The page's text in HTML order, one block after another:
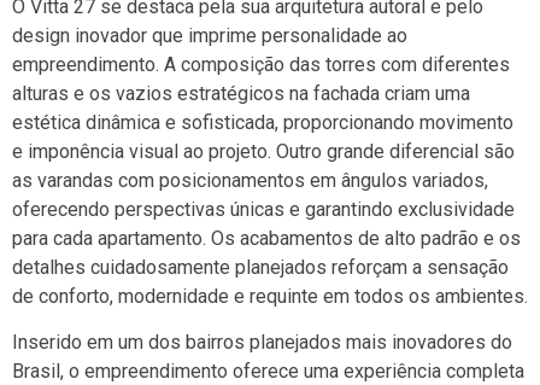
O Vitta 27 se destaca pela sua arquitetura autoral e pelo
design inovador que imprime personalidade ao
empreendimento. A composição das torres com diferentes
alturas e os vazios estratégicos na fachada criam uma
estética dinâmica e sofisticada, proporcionando movimento
e imponência visual ao projeto. Outro grande diferencial são
as varandas com posicionamentos em ângulos variados,
oferecendo perspectivas únicas e garantindo exclusividade
para cada apartamento. Os acabamentos de alto padrão e os
detalhes cuidadosamente planejados reforçam a sensação
de conforto, modernidade e requinte em todos os ambientes.
Inserido em um dos bairros planejados mais inovadores do
Brasil, o empreendimento oferece uma experiência completa